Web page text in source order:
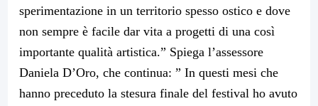
sperimentazione in un territorio spesso ostico e dove
non sempre è facile dar vita a progetti di una così
importante qualità artistica.” Spiega l’assessore
Daniela D’Oro, che continua: ” In questi mesi che
hanno preceduto la stesura finale del festival ho avuto